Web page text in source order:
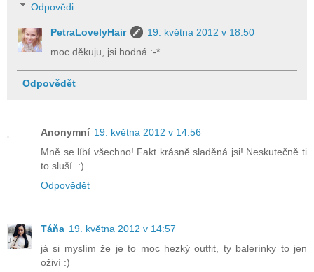
Odpovědi
PetraLovelyHair
19. května 2012 v 18:50
moc děkuju, jsi hodná :-*
Odpovědět
Anonymní 19. května 2012 v 14:56
Mně se líbí všechno! Fakt krásně sladěná jsi! Neskutečně ti
to sluší. :)
Odpovědět
Táňa 19. května 2012 v 14:57
já si myslím že je to moc hezký outfit, ty balerínky to jen
oživí :)